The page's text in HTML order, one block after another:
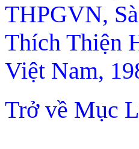
THPGVN,
Thích Thiện
Việt Nam,
Trở về Mục